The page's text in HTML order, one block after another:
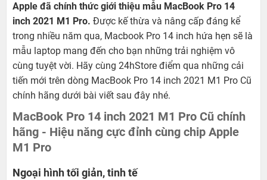
Apple đã chính thức giới thiệu mẫu MacBook Pro 14
inch 2021 M1 Pro. Được kế thừa và nâng cấp đáng kể
trong nhiều năm qua, Macbook Pro 14 inch hứa hẹn sẽ là
mẫu laptop mang đến cho bạn những trải nghiệm vô
cùng tuyệt vời. Hãy cùng 24hStore điểm qua những cải
tiến mới trên dòng MacBook Pro 14 inch 2021 M1 Pro Cũ
chính hãng dưới bài viết sau đây nhé.
MacBook Pro 14 inch 2021 M1 Pro Cũ chính
hãng - Hiệu năng cực đỉnh cùng chip Apple
M1 Pro
Ngoại hình tối giản, tinh tế